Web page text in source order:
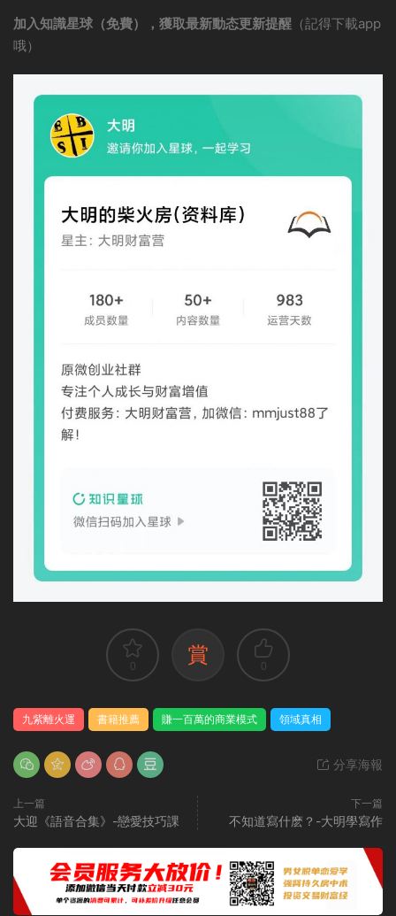
加入知識星球（免費），獲取最新動态更新提醒 （記得下載app
哦）
0 賞 0
九紫離火運 書籍推薦 賺一百萬的商業模式 領域真相
分享海報
上一篇
大迎《語音合集》-戀愛技巧課
下一篇
不知道寫什麽？-大明學寫作